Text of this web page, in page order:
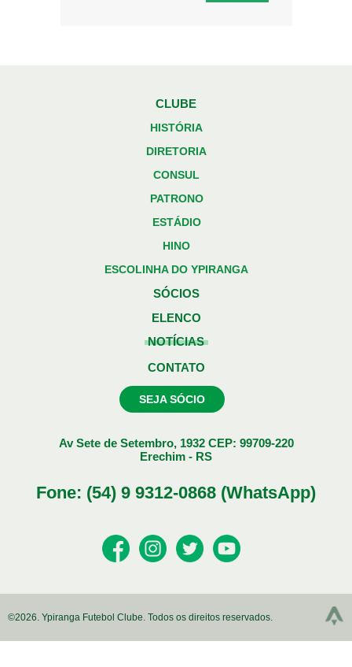
CLUBE
HISTÓRIA
DIRETORIA
CONSUL
PATRONO
ESTÁDIO
HINO
ESCOLINHA DO YPIRANGA
SÓCIOS
ELENCO
NOTÍCIAS
CONTATO
SEJA SÓCIO
Av Sete de Setembro, 1932 CEP: 99709-220
Erechim - RS
Fone: (54) 9 9312-0868 (WhatsApp)
©2026. Ypiranga Futebol Clube. Todos os direitos reservados.